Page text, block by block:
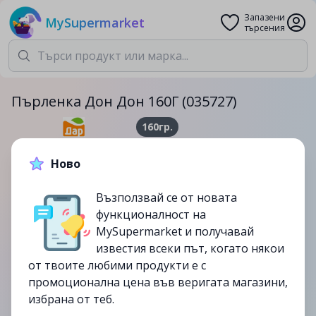
MySupermarket
Запазени
търсения
Пърленка Дон Дон 160Г (035727)
160гр.
1.19лв.
21/09
Ново
Възползвай се от новата
функционалност на
MySupermarket и получавай
известия всеки път, когато някои
от твоите любими продукти е с
промоционална цена във веригата магазини,
избрана от теб.